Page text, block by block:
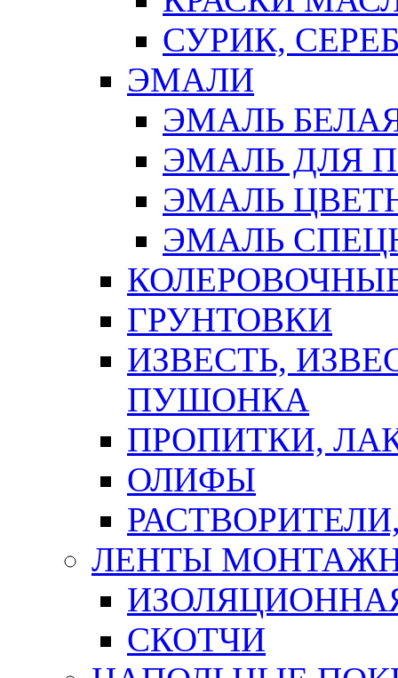
СУРИК,
ЭМАЛИ
ЭМАЛЬ
ЭМАЛЬ ДЛЯ
ЭМАЛЬ
ЭМАЛЬ
ГРУНТОВКИ
ИЗВЕСТЬ,
ПУШОНКА
ПРОПИТКИ,
ОЛИФЫ
ЛЕНТЫ
СКОТЧИ